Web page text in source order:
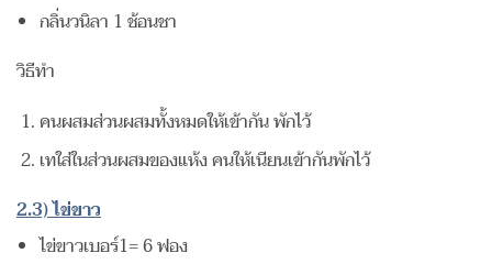
กลิ่นวนิลา 1 ช้อนชา
วิธีทำ
คนผสมส่วนผสมทั้งหมดให้เข้ากัน พักไว้
เทใส่ในส่วนผสมของแห้ง คนให้เนียนเข้ากันพักไว้
2.3) ไข่ขาว
ไข่ขาวเบอร์1= 6 ฟอง